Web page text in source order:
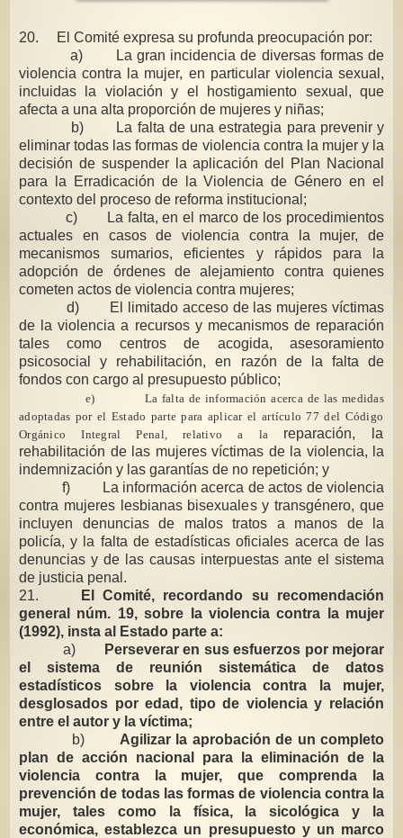
20. El Comité expresa su profunda preocupación por:
a) La gran incidencia de diversas formas de
violencia contra la mujer, en particular violencia sexual,
incluidas la violación y el hostigamiento sexual, que
afecta a una alta proporción de mujeres y niñas;
b) La falta de una estrategia para prevenir y
eliminar todas las formas de violencia contra la mujer y la
decisión de suspender la aplicación del Plan Nacional
para la Erradicación de la Violencia de Género en el
contexto del proceso de reforma institucional;
c) La falta, en el marco de los procedimientos
actuales en casos de violencia contra la mujer, de
mecanismos sumarios, eficientes y rápidos para la
adopción de órdenes de alejamiento contra quienes
cometen actos de violencia contra mujeres;
d) El limitado acceso de las mujeres víctimas
de la violencia a recursos y mecanismos de reparación
tales como centros de acogida, asesoramiento
psicosocial y rehabilitación, en razón de la falta de
fondos con cargo al presupuesto público;
e) La falta de información acerca de las medidas
adoptadas por el Estado parte para aplicar el artículo 77 del Código
Orgánico Integral Penal, relativo a la reparación, la
rehabilitación de las mujeres víctimas de la violencia, la
indemnización y las garantías de no repetición; y
f) La información acerca de actos de violencia
contra mujeres lesbianas bisexuales y transgénero, que
incluyen denuncias de malos tratos a manos de la
policía, y la falta de estadísticas oficiales acerca de las
denuncias y de las causas interpuestas ante el sistema
de justicia penal.
21. El Comité, recordando su recomendación
general núm. 19, sobre la violencia contra la mujer
(1992), insta al Estado parte a:
a) Perseverar en sus esfuerzos por mejorar
el sistema de reunión sistemática de datos
estadísticos sobre la violencia contra la mujer,
desglosados por edad, tipo de violencia y relación
entre el autor y la víctima;
b) Agilizar la aprobación de un completo
plan de acción nacional para la eliminación de la
violencia contra la mujer, que comprenda la
prevención de todas las formas de violencia contra la
mujer, tales como la física, la sicológica y la
económica, establezca un presupuesto y un marco